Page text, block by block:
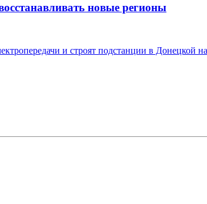
новые регионы
и строят подстанции в Донецкой